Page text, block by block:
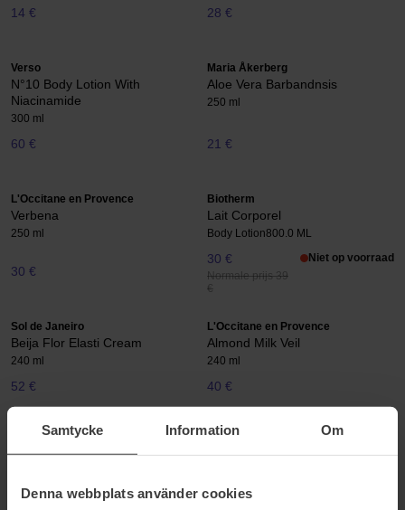
Samtycke Information Om
Denna webbplats använder cookies
14 € 28 €
Verso
N°10 Body Lotion With
Niacinamide
300 ml
60 €
Maria Åkerberg
Aloe Vera Barbandnsis
250 ml
21 €
L'Occitane en Provence
Verbena
250 ml
30 €
Biotherm
Lait Corporel
Body Lotion800.0 ML
30 €
Normale prijs 39
€
Niet op voorraad
Sol de Janeiro
Beija Flor Elasti Cream
240 ml
52 €
L'Occitane en Provence
Almond Milk Veil
240 ml
40 €
Sol de Janeiro
Bom Dia Bright Cream
28 €
Body Lotion
19 €